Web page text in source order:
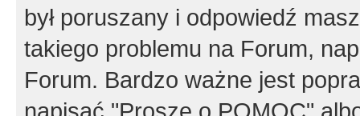
był poruszany i odpowiedź
takiego problemu na Forum,
Forum. Bardzo ważne jest